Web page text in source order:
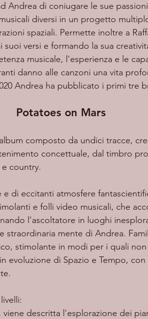
Andrea di coniugare le sue
diversi in un progetto
spaziali. Permette inoltre a
versi e formando la sua
musicale, l'esperienza e le
danno alle canzoni una vita
Andrea ha pubblicato i primi tre
Potatoes on Mars
composto da undici tracce,
concettuale, dal timbro
country.
e folli video musicali, che
l’ascoltatore in luoghi
straordinaria mente di Andrea.
stimolante in modi per i quali
evoluzione di Spazio e Tempo,
viene descritta l'esplorazione dei